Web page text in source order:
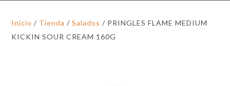
Inicio / Tienda /Salados / PRINGLES FLAME MEDIUM
KICKIN SOUR CREAM 160G